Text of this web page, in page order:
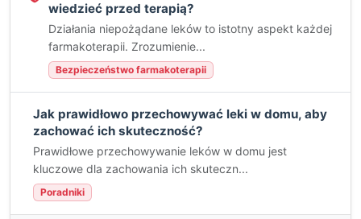
wiedzieć przed terapią?
Działania niepożądane leków to istotny aspekt każdej
farmakoterapii. Zrozumienie...
Bezpieczeństwo farmakoterapii
Jak prawidłowo przechowywać leki w domu, aby
zachować ich skuteczność?
Prawidłowe przechowywanie leków w domu jest
kluczowe dla zachowania ich skuteczn...
Poradniki